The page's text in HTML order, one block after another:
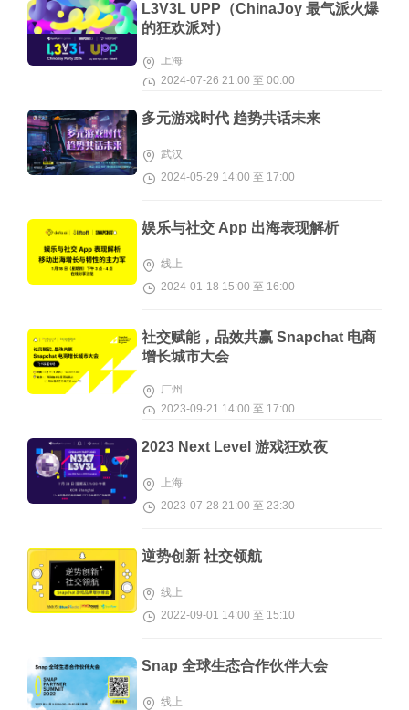
L3V3L UPP（ChinaJoy 最气派火爆
的狂欢派对）
上海
2024-07-26 21:00 至 00:00
多元游戏时代 趋势共话未来
武汉
2024-05-29 14:00 至 17:00
娱乐与社交 App 出海表现解析
线上
2024-01-18 15:00 至 16:00
社交赋能，品效共赢 Snapchat 电商
增长城市大会
广州
2023-09-21 14:00 至 17:00
2023 Next Level 游戏狂欢夜
上海
2023-07-28 21:00 至 23:30
逆势创新 社交领航
线上
2022-09-01 14:00 至 15:10
Snap 全球生态合作伙伴大会
线上